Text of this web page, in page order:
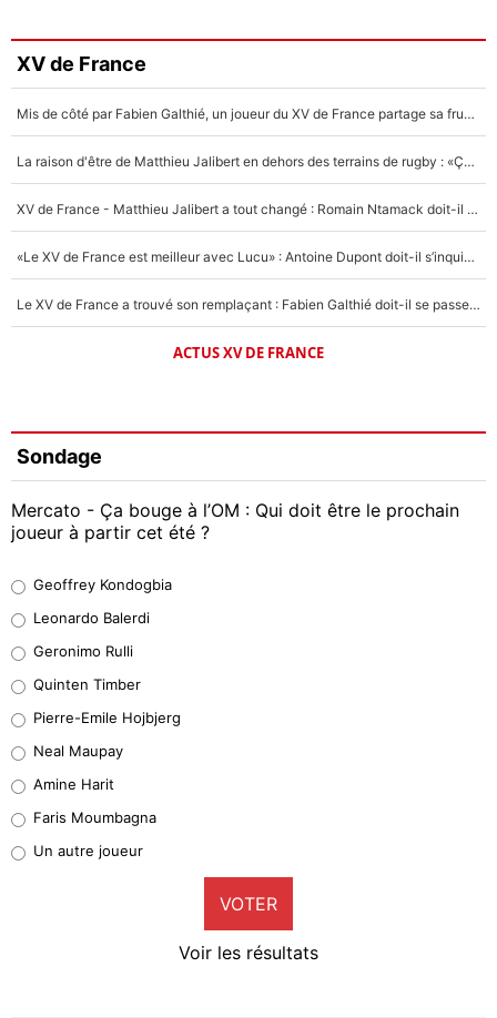
XV de France
Mis de côté par Fabien Galthié, un joueur du XV de France partage sa frustration : «ils ne me l’ont pas dit tout de suite»
La raison d'être de Matthieu Jalibert en dehors des terrains de rugby : «Ça m'atteint autant que si tu touches à un membre de ma famille»
XV de France - Matthieu Jalibert a tout changé : Romain Ntamack doit-il s’inquiéter pour sa place à un an de la Coupe du monde ?
«Le XV de France est meilleur avec Lucu» : Antoine Dupont doit-il s’inquiéter pour sa place ?
Le XV de France a trouvé son remplaçant : Fabien Galthié doit-il se passer d'Antoine Dupont ?
ACTUS XV DE FRANCE
Sondage
Mercato - Ça bouge à l’OM : Qui doit être le prochain
joueur à partir cet été ?
38%
32%
5%
1%
9%
Geoffrey Kondogbia
Leonardo Balerdi
Geronimo Rulli
Quinten Timber
Pierre-Emile Hojbjerg
Neal Maupay
Amine Harit
Faris Moumbagna
Un autre joueur
VOTER
Voir les résultats